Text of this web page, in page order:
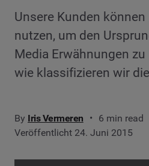
Unsere Kunden
nutzen, um den
Media Erwähnungen
wie klassifizieren wir
By Iris Vermeren
6 min read
Veröffentlicht 24. Juni 2015